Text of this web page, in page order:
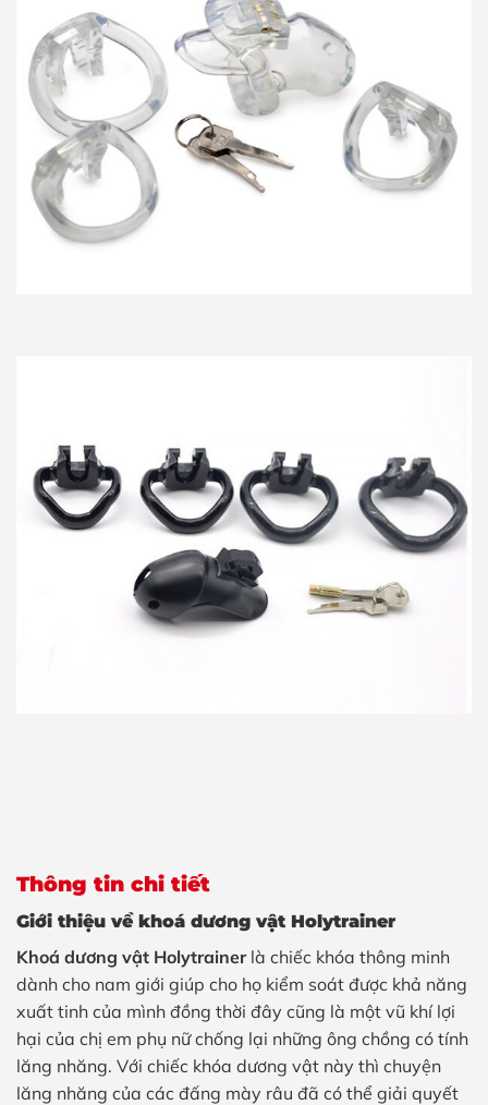
Thông tin chi tiết
Giới thiệu về khoá dương vật Holytrainer
Khoá dương vật Holytrainer là chiếc khóa thông minh
dành cho nam giới giúp cho họ kiểm soát được khả năng
xuất tinh của mình đồng thời đây cũng là một vũ khí lợi
hại của chị em phụ nữ chống lại những ông chồng có tính
lăng nhăng. Với chiếc khóa dương vật này thì chuyện
lăng nhăng của các đấng mày râu đã có thể giải quyết